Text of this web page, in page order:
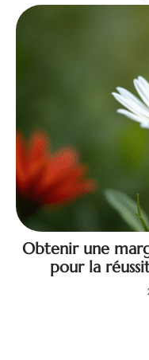
Obtenir une
pour la